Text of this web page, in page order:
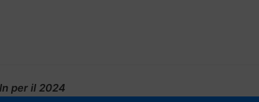
per il 2024